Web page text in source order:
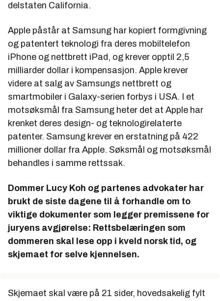
delstaten California.
Apple påstår at Samsung har kopiert formgivning
og patentert teknologi fra deres mobiltelefon
iPhone og nettbrett iPad, og krever opptil 2,5
milliarder dollar i kompensasjon. Apple krever
videre at salg av Samsungs nettbrett og
smartmobiler i Galaxy-serien forbys i USA. I et
motsøksmål fra Samsung heter det at Apple har
krenket deres design- og teknologirelaterte
patenter. Samsung krever en erstatning på 422
millioner dollar fra Apple. Søksmål og motsøksmål
behandles i samme rettssak.
Dommer Lucy Koh og partenes advokater har
brukt de siste dagene til å forhandle om to
viktige dokumenter som legger premissene for
juryens avgjørelse: Rettsbelæringen som
dommeren skal lese opp i kveld norsk tid, og
skjemaet for selve kjennelsen.
Skjemaet skal være på 21 sider, hovedsakelig fylt